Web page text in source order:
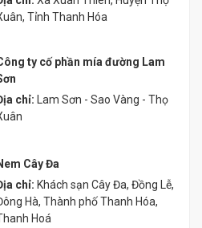
Tỉnh Thanh Hóa
ty cố phần mía đường Lam
chỉ: Lam Sơn - Sao Vàng - Thọ
Cây Đa
chỉ: Khách sạn Cây Đa, Đồng Lễ,
Hà, Thành phố Thanh Hóa,
Hoá